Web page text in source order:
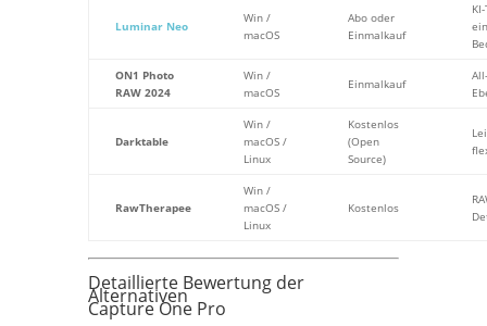
Luminar Neo
Win /
macOS
Abo oder
Einmalkauf
ON1 Photo
RAW 2024
Win /
macOS
Einmalkauf
Darktable
Win /
macOS /
Linux
Kostenlos
(Open
Source)
RawTherapee
Win /
macOS /
Linux
Kostenlos
Detaillierte Bewertung der
Alternativen
Capture One Pro